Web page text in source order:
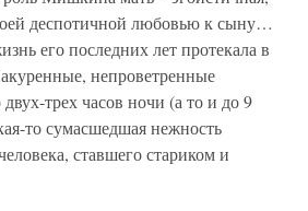
деспотичной любовью к сыну…
его последних лет протекала в
непроветренные
трех часов ночи (а то и до 9
то сумасшедшая нежность
ставшего стариком и